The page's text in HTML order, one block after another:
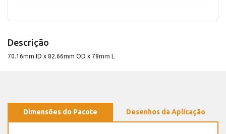
Descrição
70.16mm ID x 82.66mm OD x 78mm L
Dimensões do Pacote Desenhos da Aplicação